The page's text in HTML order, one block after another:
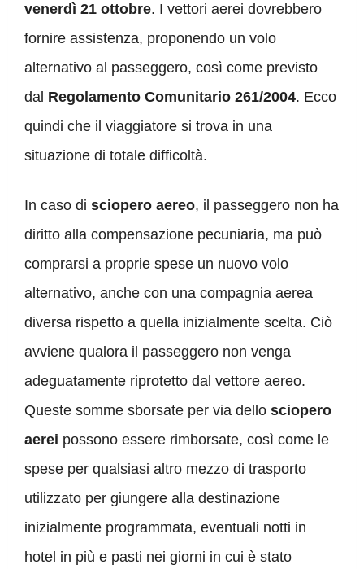
venerdì 21 ottobre. I vettori aerei dovrebbero
fornire assistenza, proponendo un volo
alternativo al passeggero, così come previsto
dal Regolamento Comunitario 261/2004. Ecco
quindi che il viaggiatore si trova in una
situazione di totale difficoltà.
In caso di sciopero aereo, il passeggero non ha
diritto alla compensazione pecuniaria, ma può
comprarsi a proprie spese un nuovo volo
alternativo, anche con una compagnia aerea
diversa rispetto a quella inizialmente scelta. Ciò
avviene qualora il passeggero non venga
adeguatamente riprotetto dal vettore aereo.
Queste somme sborsate per via dello sciopero
aerei possono essere rimborsate, così come le
spese per qualsiasi altro mezzo di trasporto
utilizzato per giungere alla destinazione
inizialmente programmata, eventuali notti in
hotel in più e pasti nei giorni in cui è stato